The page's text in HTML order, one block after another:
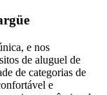
e nos
de aluguel de
de categorias de
e